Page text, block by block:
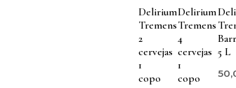
Delirium
Tremens
2
cervejas
1
copo
Delirium
Tremens
4
cervejas
1
copo
5 L